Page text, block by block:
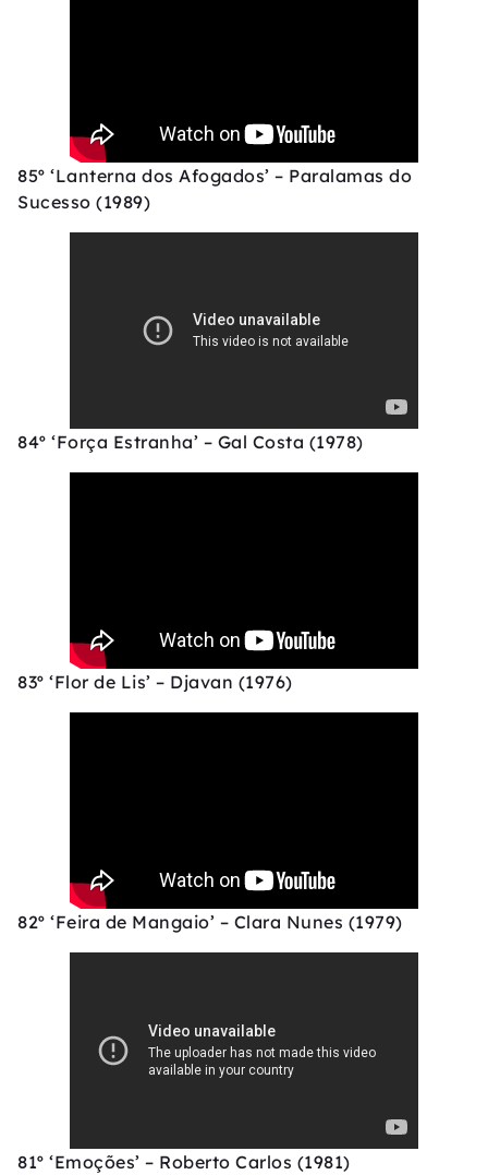
85º ‘Lanterna dos Afogados’ – Paralamas do
Sucesso (1989)
84º ‘Força Estranha’ – Gal Costa (1978)
83º ‘Flor de Lis’ – Djavan (1976)
82º ‘Feira de Mangaio’ – Clara Nunes (1979)
81º ‘Emoções’ – Roberto Carlos (1981)